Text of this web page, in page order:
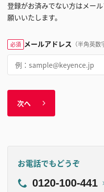
登録がお済みでない方はメー
願いいたします。
必須 メールアドレス （半角英数
次へ
お電話でもどうぞ
0120-100-441